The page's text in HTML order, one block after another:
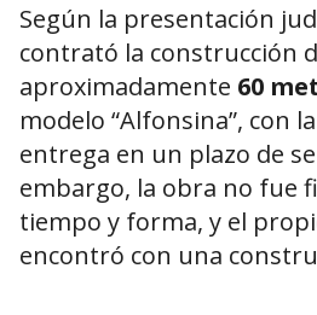
Según la presentación
contrató la construcción
aproximadamente 60
modelo “Alfonsina”, con
entrega en un plazo de
embargo, la obra no fue
tiempo y forma, y el
encontró con una